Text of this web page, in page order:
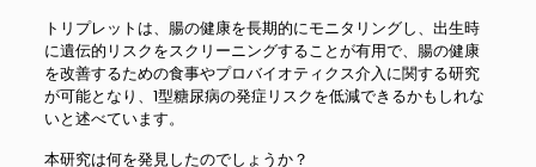
トリプレットは、腸の健康を長期的にモニタリングし、出生時
に遺伝的リスクをスクリーニングすることが有用で、腸の健康
を改善するための食事やプロバイオティクス介入に関する研究
が可能となり、1型糖尿病の発症リスクを低減できるかもしれな
いと述べています。
本研究は何を発見したのでしょうか？